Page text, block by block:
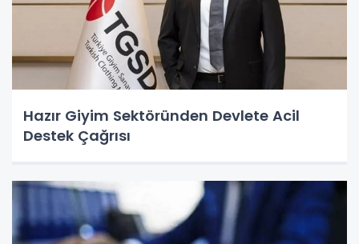
Hazır Giyim Sektöründen Devlete Acil
Destek Çağrısı